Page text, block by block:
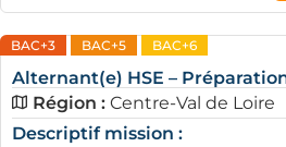
BAC+3 BAC+5 BAC+6
Alternant(e) HSE –
Région : Centre-Val de Loire
Descriptif mission :